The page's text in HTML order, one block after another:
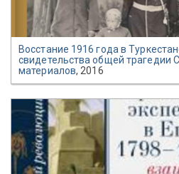
Восстание 1916 года в
свидетельства общей трагедии
материалов, 2016